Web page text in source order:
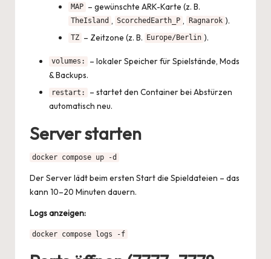
MAP – gewünschte ARK-Karte (z. B.
TheIsland , ScorchedEarth_P , Ragnarok ).
TZ – Zeitzone (z. B. Europe/Berlin ).
volumes:
– lokaler Speicher für Spielstände, Mods
& Backups.
restart:
– startet den Container bei Abstürzen
automatisch neu.
Server starten
docker compose up -d
Der Server lädt beim ersten Start die Spieldateien – das
kann 10–20 Minuten dauern.
Logs anzeigen:
docker compose logs -f